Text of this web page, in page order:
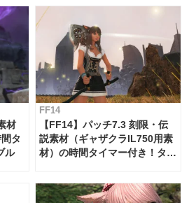
材
タ
ル
FF14
【FF14】パッチ7.3 刻限・伝
説素材（ギャザクラIL750用素
材）の時間タイマー付き！タイ